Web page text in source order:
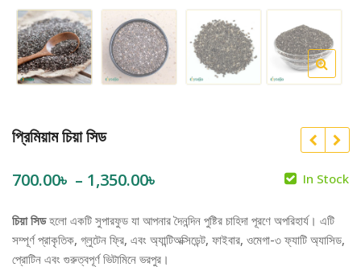
প্রিমিয়াম চিয়া সিড
700.00৳ – 1,350.00৳
700.00৳
through
In Stock
চিয়া সিডহলো একটি সুপারফুড যা আপনার দৈনন্দিন পুষ্টির চাহিদা পূরণে অপরিহার্য। এটি
সম্পূর্ণ প্রাকৃতিক, গ্লুটেন ফ্রি, এবং অ্যান্টিঅক্সিডেন্ট, ফাইবার, ওমেগা-৩ ফ্যাটি অ্যাসিড,
প্রোটিন এবং গুরুত্বপূর্ণ ভিটামিনে ভরপুর।